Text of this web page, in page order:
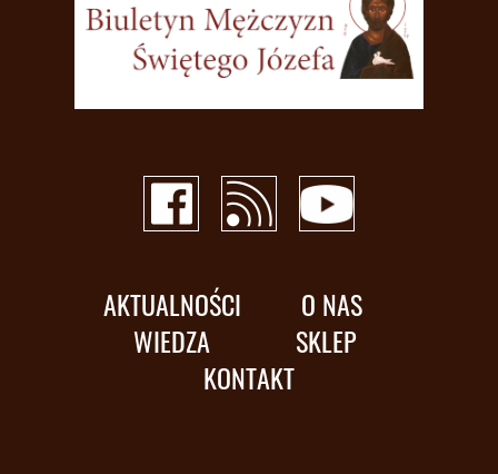
AKTUALNOŚCI
O NAS
WIEDZA
SKLEP
KONTAKT